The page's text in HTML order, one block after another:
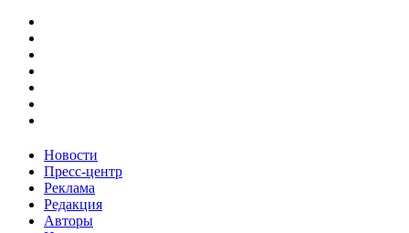
Новости
Пресс-центр
Реклама
Редакция
Авторы